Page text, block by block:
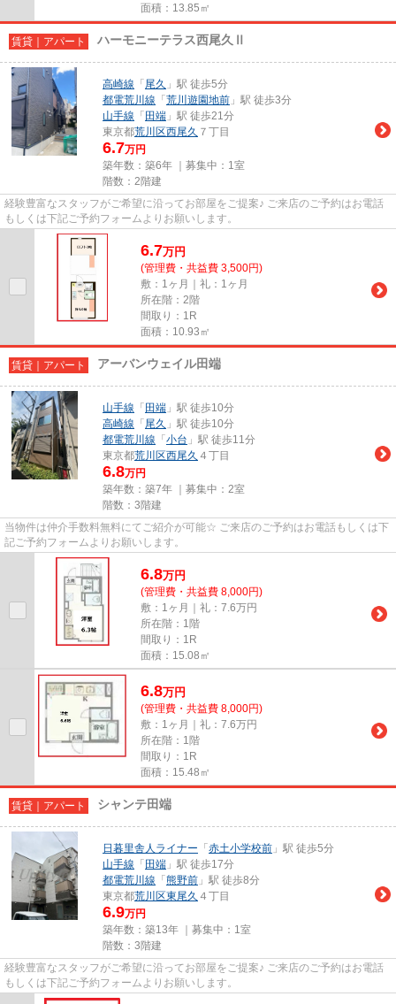
面積：13.85㎡
賃貸｜アパート ハーモニーテラス西尾久Ⅱ
高崎線 「 尾久 」駅 徒歩5分
都電荒川線 「 荒川遊園地前 」駅 徒歩3分
山手線 「 田端 」駅 徒歩21分
東京都荒川区西尾久 ７丁目
6.7万円
築年数：築6年 ｜募集中： 1室
階数：2階建
経験豊富なスタッフがご希望に沿ってお部屋をご提案♪ ご来店のご予約はお電話
もしくは下記ご予約フォームよりお願いします。
6.7万円
(管理費・共益費 3,500円)
敷：1ヶ月｜礼：1ヶ月
所在階：2階
間取り：1R
面積：10.93㎡
賃貸｜アパート アーバンウェイル田端
山手線 「 田端 」駅 徒歩10分
高崎線 「 尾久 」駅 徒歩10分
都電荒川線 「 小台 」駅 徒歩11分
東京都荒川区西尾久 ４丁目
6.8万円
築年数：築7年 ｜募集中： 2室
階数：3階建
当物件は仲介手数料無料にてご紹介が可能☆ ご来店のご予約はお電話もしくは下
記ご予約フォームよりお願いします。
6.8万円
(管理費・共益費 8,000円)
敷：1ヶ月｜礼：7.6万円
所在階：1階
間取り：1R
面積：15.08㎡
6.8万円
(管理費・共益費 8,000円)
敷：1ヶ月｜礼：7.6万円
所在階：1階
間取り：1R
面積：15.48㎡
賃貸｜アパート シャンテ田端
日暮里舎人ライナー 「 赤土小学校前 」駅 徒歩5分
山手線 「 田端 」駅 徒歩17分
都電荒川線 「 熊野前 」駅 徒歩8分
東京都荒川区東尾久 ４丁目
6.9万円
築年数：築13年 ｜募集中： 1室
階数：3階建
経験豊富なスタッフがご希望に沿ってお部屋をご提案♪ ご来店のご予約はお電話
もしくは下記ご予約フォームよりお願いします。